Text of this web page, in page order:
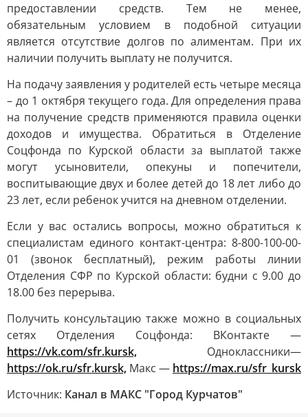
предоставлении средств. Тем не менее,
обязательным условием в подобной ситуации
является отсутствие долгов по алиментам. При их
наличии получить выплату не получится.
На подачу заявления у родителей есть четыре месяца
– до 1 октября текущего года. Для определения права
на получение средств применяются правила оценки
доходов и имущества. Обратиться в Отделение
Соцфонда по Курской области за выплатой также
могут усыновители, опекуны и попечители,
воспитывающие двух и более детей до 18 лет либо до
23 лет, если ребенок учится на дневном отделении.
Если у вас остались вопросы, можно обратиться к
специалистам единого контакт-центра: 8-800-100-00-
01 (звонок бесплатный), режим работы линии
Отделения СФР по Курской области: будни с 9.00 до
18.00 без перерыва.
Получить консультацию также можно в социальных
сетях Отделения Соцфонда: ВКонтакте —
https://vk.com/sfr.kursk, Одноклассники—
https://ok.ru/sfr.kursk, Макс — https://max.ru/sfr_kursk
Источник: Канал в МАКС "Город Курчатов"